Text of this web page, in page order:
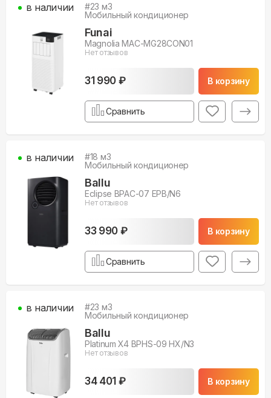
#23 м3
Мобильный кондиционер
Funai
Magnolia MAC-MG28CON01
Нет отзывов
31 990 ₽ В корзину
в наличии
Сравнить
#18 м3
Мобильный кондиционер
Ballu
Eclipse BPAC-07 EPB/N6
Нет отзывов
33 990 ₽ В корзину
в наличии
Сравнить
#23 м3
Мобильный кондиционер
Ballu
Platinum X4 BPHS-09 HX/N3
Нет отзывов
34 401 ₽ В корзину
в наличии